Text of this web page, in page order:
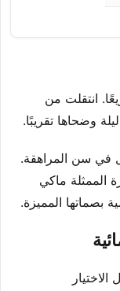
إلى الصناعة في عام 2003 سريعًا. انتقلت من
وضحاها تقريبًا.
في سن المراهقة.
الممثلة ماكي
بصماتها المميزة.